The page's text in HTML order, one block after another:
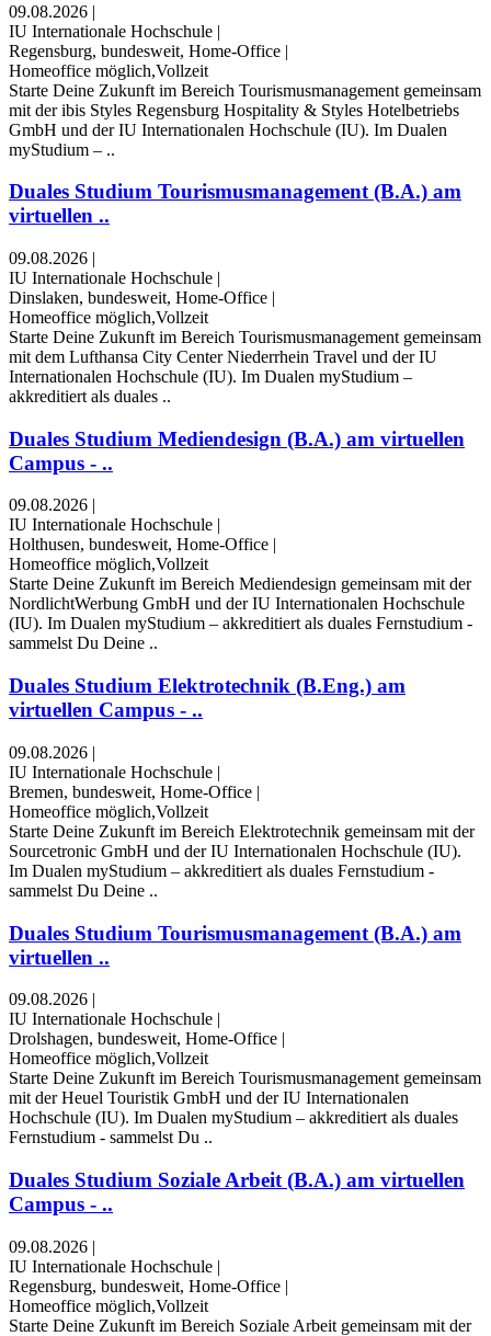
09.08.2026 |
IU Internationale Hochschule |
Regensburg, bundesweit, Home-Office |
Homeoffice möglich,Vollzeit
Starte Deine Zukunft im Bereich Tourismusmanagement gemeinsam
mit der ibis Styles Regensburg Hospitality & Styles Hotelbetriebs
GmbH und der IU Internationalen Hochschule (IU). Im Dualen
myStudium – ..
Duales Studium Tourismusmanagement (B.A.) am
virtuellen ..
09.08.2026 |
IU Internationale Hochschule |
Dinslaken, bundesweit, Home-Office |
Homeoffice möglich,Vollzeit
Starte Deine Zukunft im Bereich Tourismusmanagement gemeinsam
mit dem Lufthansa City Center Niederrhein Travel und der IU
Internationalen Hochschule (IU). Im Dualen myStudium –
akkreditiert als duales ..
Duales Studium Mediendesign (B.A.) am virtuellen
Campus - ..
09.08.2026 |
IU Internationale Hochschule |
Holthusen, bundesweit, Home-Office |
Homeoffice möglich,Vollzeit
Starte Deine Zukunft im Bereich Mediendesign gemeinsam mit der
NordlichtWerbung GmbH und der IU Internationalen Hochschule
(IU). Im Dualen myStudium – akkreditiert als duales Fernstudium -
sammelst Du Deine ..
Duales Studium Elektrotechnik (B.Eng.) am
virtuellen Campus - ..
09.08.2026 |
IU Internationale Hochschule |
Bremen, bundesweit, Home-Office |
Homeoffice möglich,Vollzeit
Starte Deine Zukunft im Bereich Elektrotechnik gemeinsam mit der
Sourcetronic GmbH und der IU Internationalen Hochschule (IU).
Im Dualen myStudium – akkreditiert als duales Fernstudium -
sammelst Du Deine ..
Duales Studium Tourismusmanagement (B.A.) am
virtuellen ..
09.08.2026 |
IU Internationale Hochschule |
Drolshagen, bundesweit, Home-Office |
Homeoffice möglich,Vollzeit
Starte Deine Zukunft im Bereich Tourismusmanagement gemeinsam
mit der Heuel Touristik GmbH und der IU Internationalen
Hochschule (IU). Im Dualen myStudium – akkreditiert als duales
Fernstudium - sammelst Du ..
Duales Studium Soziale Arbeit (B.A.) am virtuellen
Campus - ..
09.08.2026 |
IU Internationale Hochschule |
Regensburg, bundesweit, Home-Office |
Homeoffice möglich,Vollzeit
Starte Deine Zukunft im Bereich Soziale Arbeit gemeinsam mit der